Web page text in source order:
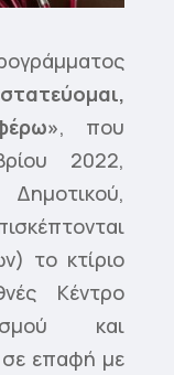
, που
2022,
το κτίριο
Κέντρο
και
σε επαφή με